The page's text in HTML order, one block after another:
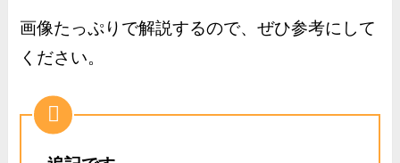
画像たっぷりで解説するので、ぜひ参考にして
ください。